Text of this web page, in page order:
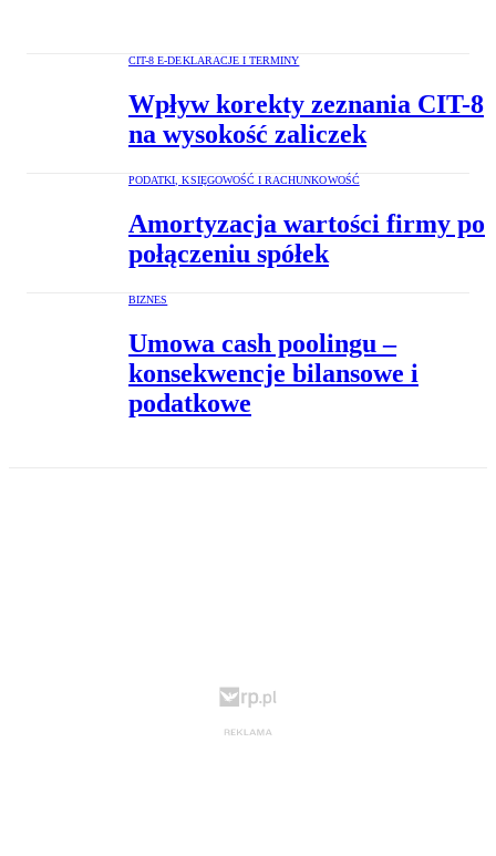
CIT-8 E-DEKLARACJE I TERMINY
Wpływ korekty zeznania CIT-8
na wysokość zaliczek
PODATKI, KSIĘGOWOŚĆ I RACHUNKOWOŚĆ
Amortyzacja wartości firmy po
połączeniu spółek
BIZNES
Umowa cash poolingu –
konsekwencje bilansowe i
podatkowe